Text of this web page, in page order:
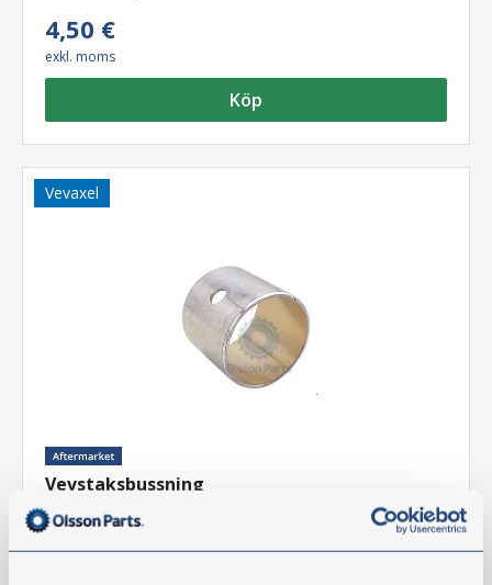
4,50 €
exkl. moms
Köp
Vevaxel
Vevstaksbussning
Artikelnr: